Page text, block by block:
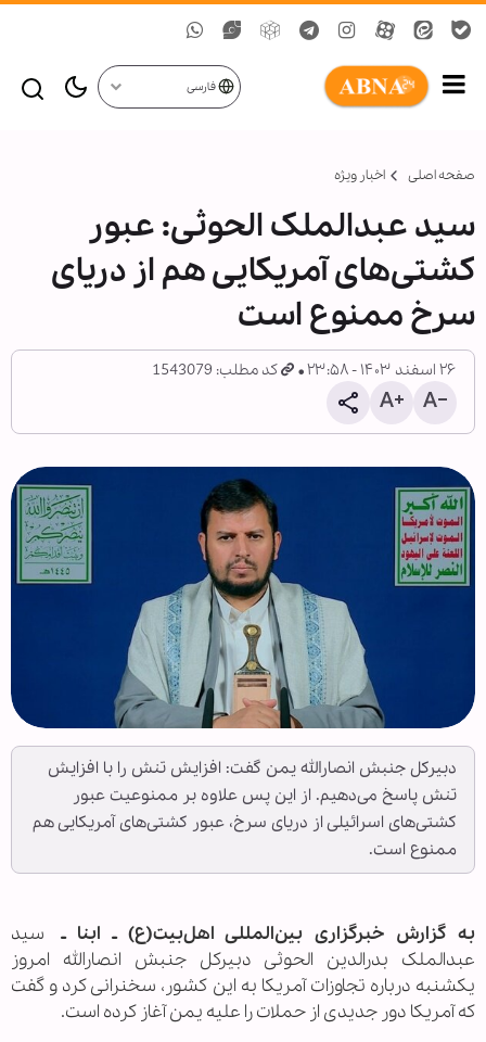
فارسی
صفحه اصلی اخبار ویژه
سید عبدالملک الحوثی: عبور
کشتی‌های آمریکایی هم از دریای
سرخ ممنوع است
۲۶ اسفند ۱۴۰۳ - ۲۳:۵۸ کد مطلب: 1543079
دبیرکل جنبش انصارالله یمن گفت: افزایش تنش را با افزایش
تنش پاسخ می‌دهیم. از این پس علاوه بر ممنوعیت عبور
کشتی‌های اسرائیلی از دریای سرخ، عبور کشتی‌های آمریکایی هم
ممنوع است.
به گزارش خبرگزاری بین‌المللی اهل‌بیت(ع) ـ ابنا ـ سید
عبدالملک بدرالدین الحوثی دبیرکل جنبش انصارالله امروز
یکشنبه درباره تجاوزات آمریکا به این کشور، سخنرانی کرد و گفت
که آمریکا دور جدیدی از حملات را علیه یمن آغاز کرده است.